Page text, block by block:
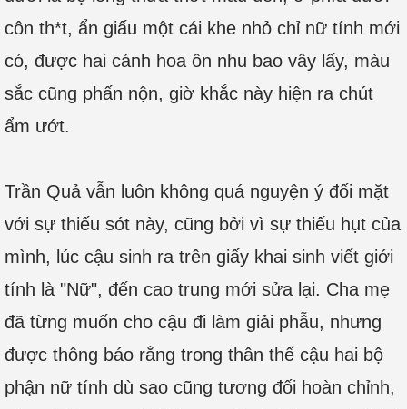
côn th*t, ẩn giấu một cái khe nhỏ chỉ nữ tính mới
có, được hai cánh hoa ôn nhu bao vây lấy, màu
sắc cũng phấn nộn, giờ khắc này hiện ra chút
ẩm ướt.
Trần Quả vẫn luôn không quá nguyện ý đối mặt
với sự thiếu sót này, cũng bởi vì sự thiếu hụt của
mình, lúc cậu sinh ra trên giấy khai sinh viết giới
tính là "Nữ", đến cao trung mới sửa lại. Cha mẹ
đã từng muốn cho cậu đi làm giải phẫu, nhưng
được thông báo rằng trong thân thể cậu hai bộ
phận nữ tính dù sao cũng tương đối hoàn chỉnh,